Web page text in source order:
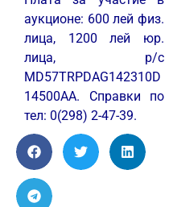
аукционе: 600 лей физ.
лица, 1200 лей юр.
лица, р/с
MD57TRPDAG142310D
14500AA. Справки по
тел: 0(298) 2-47-39.